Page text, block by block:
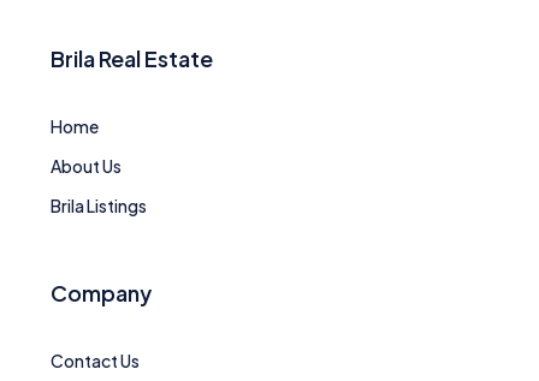
Brila Real Estate
Home
About Us
Brila Listings
Company
Contact Us